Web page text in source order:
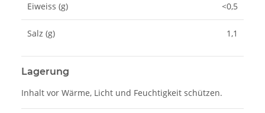
Eiweiss (g) <0,5
Salz (g) 1,1
Lagerung
Inhalt vor Wärme, Licht und Feuchtigkeit schützen.